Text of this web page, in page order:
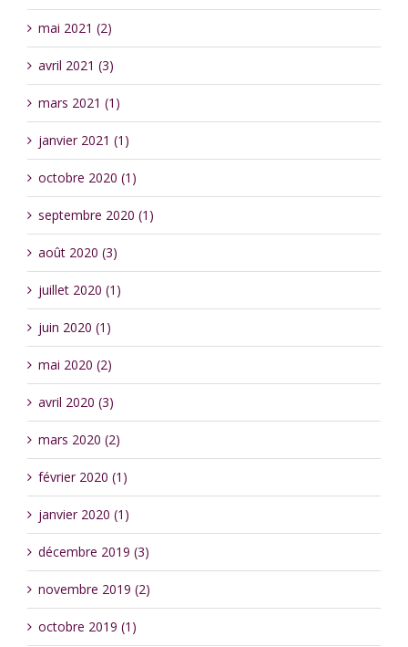
mai 2021 (2)
avril 2021 (3)
mars 2021 (1)
janvier 2021 (1)
octobre 2020 (1)
septembre 2020 (1)
août 2020 (3)
juillet 2020 (1)
juin 2020 (1)
mai 2020 (2)
avril 2020 (3)
mars 2020 (2)
février 2020 (1)
janvier 2020 (1)
décembre 2019 (3)
novembre 2019 (2)
octobre 2019 (1)